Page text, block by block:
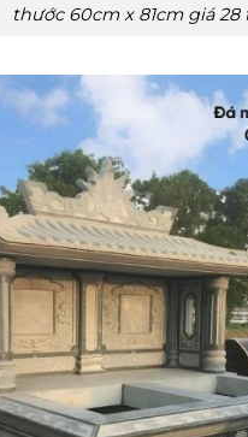
thước 60cm x 81cm giá 28